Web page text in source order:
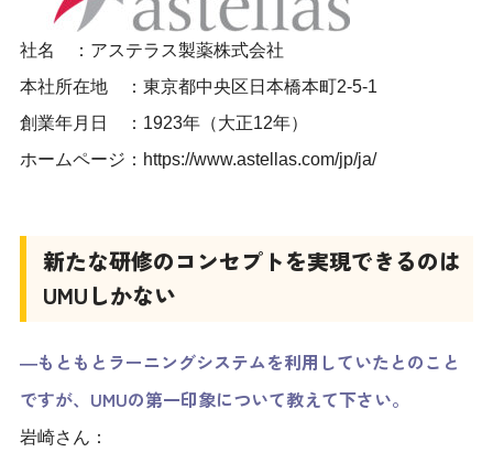
社名 ：アステラス製薬株式会社
本社所在地 ：東京都中央区日本橋本町2-5-1
創業年月日 ：1923年（大正12年）
ホームページ： https://www.astellas.com/jp/ja/
新たな研修のコンセプトを実現できるのは
UMU しかない
―もともとラーニングシステムを利用していたとのこと
ですが、UMUの第一印象について教えて下さい。
岩崎さん：